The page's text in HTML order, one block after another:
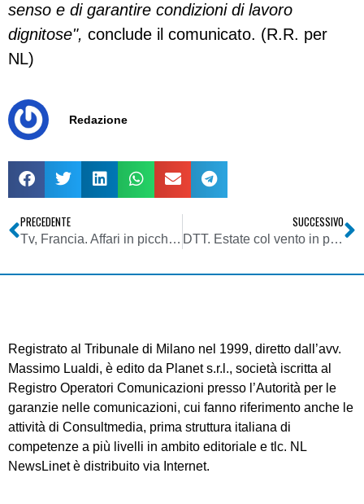
senso e di garantire condizioni di lavoro
dignitose", conclude il comunicato. (R.R. per
NL)
Redazione
PRECEDENTE
Tv, Francia. Affari in picchiata per Ben Ammar: ulteriori perdite per la holding Qc
SUCCESSIVO
DTT. Estate col vento in poppa per La7: audience a +7% sul 2014
Registrato al Tribunale di Milano nel 1999, diretto dall’avv.
Massimo Lualdi, è edito da Planet s.r.l., società iscritta al
Registro Operatori Comunicazioni presso l’Autorità per le
garanzie nelle comunicazioni, cui fanno riferimento anche le
attività di Consultmedia, prima struttura italiana di
competenze a più livelli in ambito editoriale e tlc. NL
NewsLinet è distribuito via Internet.